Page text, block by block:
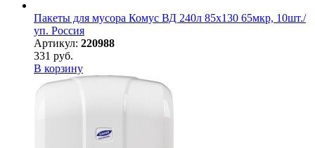
Пакеты для мусора Комус ВД 240л 85х130 65мкр, 10шт./
уп. Россия
Артикул: 220988
331 руб.
В корзину